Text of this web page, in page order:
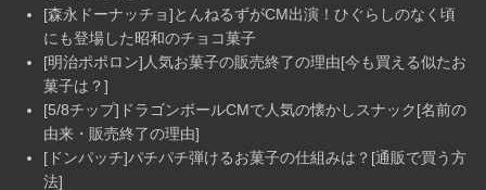
[森永ドーナッチョ]とんねるずがCM出演！ひぐらしのなく頃
にも登場した昭和のチョコ菓子
[明治ポポロン]人気お菓子の販売終了の理由[今も買える似たお
菓子は？]
[5/8チップ]ドラゴンボールCMで人気の懐かしスナック[名前の
由来・販売終了の理由]
[ドンパッチ]パチパチ弾けるお菓子の仕組みは？[通販で買う方
法]